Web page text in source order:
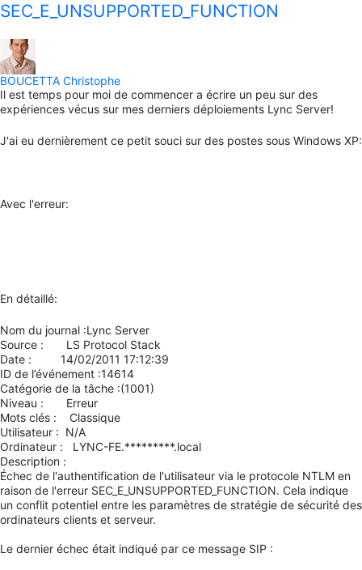
SEC_E_UNSUPPORTED_FUNCTION
BOUCETTA Christophe
Il est temps pour moi de commencer a écrire un peu sur des
expériences vécus sur mes derniers déploiements Lync Server!
J'ai eu dernièrement ce petit souci sur des postes sous Windows XP:
Avec l'erreur:
En détaillé:
Nom du journal :Lync Server
Source : LS Protocol Stack
Date : 14/02/2011 17:12:39
ID de l’événement :14614
Catégorie de la tâche :(1001)
Niveau : Erreur
Mots clés : Classique
Utilisateur : N/A
Ordinateur : LYNC-FE.*********.local
Description :
Échec de l'authentification de l'utilisateur via le protocole NTLM en
raison de l'erreur SEC_E_UNSUPPORTED_FUNCTION. Cela indique
un conflit potentiel entre les paramètres de stratégie de sécurité des
ordinateurs clients et serveur.
Le dernier échec était indiqué par ce message SIP :